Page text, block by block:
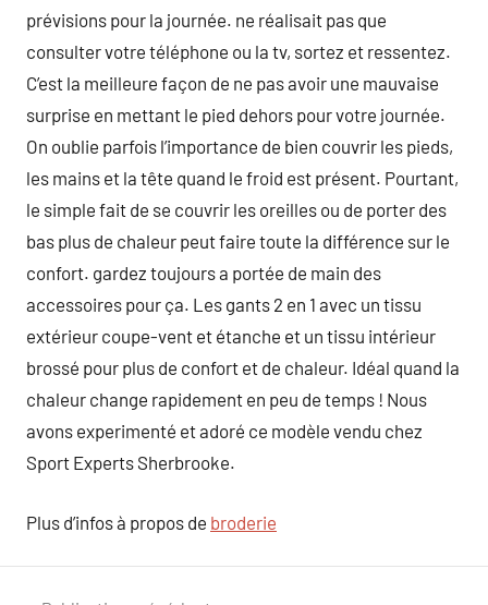
prévisions pour la journée. ne réalisait pas que
consulter votre téléphone ou la tv, sortez et ressentez.
C’est la meilleure façon de ne pas avoir une mauvaise
surprise en mettant le pied dehors pour votre journée.
On oublie parfois l’importance de bien couvrir les pieds,
les mains et la tête quand le froid est présent. Pourtant,
le simple fait de se couvrir les oreilles ou de porter des
bas plus de chaleur peut faire toute la différence sur le
confort. gardez toujours a portée de main des
accessoires pour ça. Les gants 2 en 1 avec un tissu
extérieur coupe-vent et étanche et un tissu intérieur
brossé pour plus de confort et de chaleur. Idéal quand la
chaleur change rapidement en peu de temps ! Nous
avons experimenté et adoré ce modèle vendu chez
Sport Experts Sherbrooke.
Plus d’infos à propos de broderie